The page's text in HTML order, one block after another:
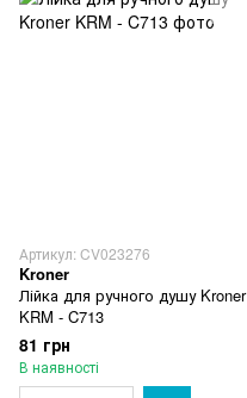
Артикул: CV023276
Kroner
Лійка для ручного душу Kroner
KRM - C713
81 грн
В наявності